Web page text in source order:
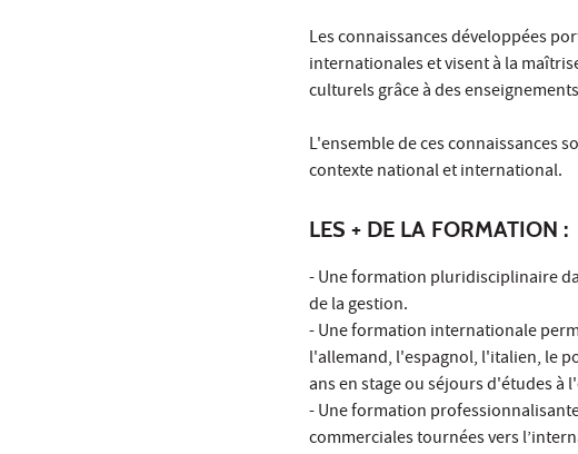
Les connaissances développées
internationales et visent à la
culturels grâce à des
L'ensemble de ces connaissances
contexte national et international.
LES + DE LA FORMATION :
- Une formation pluridisciplinaire
de la gestion.
- Une formation internationale
l'allemand, l'espagnol, l'italien, le
ans en stage ou séjours d'études à
- Une formation
commerciales tournées vers